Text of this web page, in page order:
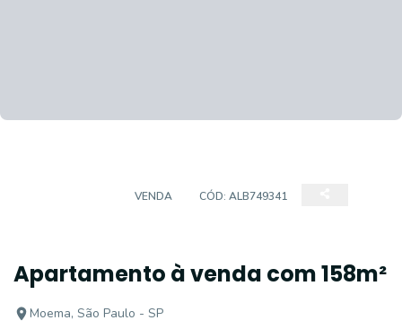
VENDA CÓD: ALB749341
Apartamento à venda com 158m²
Moema, São Paulo - SP